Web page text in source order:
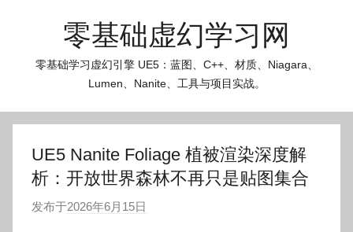
零基础虚幻学习网
零基础学习虚幻引擎 UE5：蓝图、C++、材质、Niagara、
Lumen、Nanite、工具与项目实战。
UE5 Nanite Foliage 植被渲染深度解
析：开放世界森林不再只是贴图集合
发布于2026年6月15日